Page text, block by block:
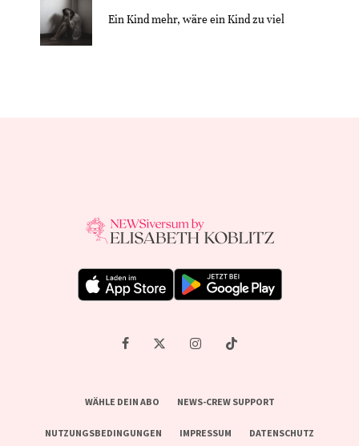
Ein Kind mehr, wäre ein Kind zu viel
WÄHLE DEIN ABO NEWS-CREW SUPPORT
NUTZUNGSBEDINGUNGEN IMPRESSUM DATENSCHUTZ